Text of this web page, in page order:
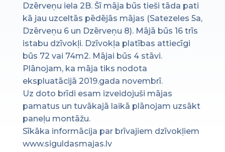
Dzērveņu iela 2B. Šī māja būs tieši tāda pati
kā jau uzceltās pēdējās mājas (Satezeles 5a,
Dzērveņu 6 un Dzērveņu 8). Mājā būs 16 trīs
istabu dzīvokļi. Dzīvokļa platības attiecīgi
būs 72 vai 74m2. Mājai būs 4 stāvi.
Plānojam, ka māja tiks nodota
ekspluatācijā 2019.gada novembrī.
Uz doto brīdi esam izveidojuši mājas
pamatus un tuvākajā laikā plānojam uzsākt
paneļu montāžu.
Sīkāka informācija par brīvajiem dzīvokļiem
www.siguldasmajas.lv